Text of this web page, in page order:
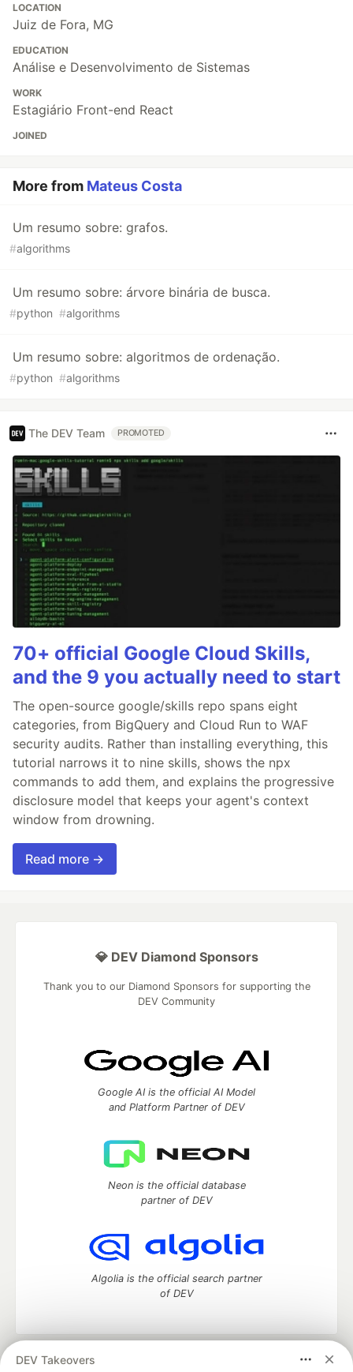
LOCATION
Juiz de Fora, MG
EDUCATION
Análise e Desenvolvimento de Sistemas
WORK
Estagiário Front-end React
JOINED
More from Mateus Costa
Um resumo sobre: grafos.
#algorithms
Um resumo sobre: árvore binária de busca.
#python #algorithms
Um resumo sobre: algoritmos de ordenação.
#python #algorithms
The DEV Team PROMOTED
70+ official Google Cloud Skills,
and the 9 you actually need to start
The open-source google/skills repo spans eight
categories, from BigQuery and Cloud Run to WAF
security audits. Rather than installing everything, this
tutorial narrows it to nine skills, shows the npx
commands to add them, and explains the progressive
disclosure model that keeps your agent's context
window from drowning.
Read more →
DEV Takeovers
💎 DEV Diamond Sponsors
Thank you to our Diamond Sponsors for supporting the
DEV Community
Google AI is the official AI Model
and Platform Partner of DEV
Neon is the official database
partner of DEV
Algolia is the official search partner
of DEV
DEV Community — A space to discuss and keep up software